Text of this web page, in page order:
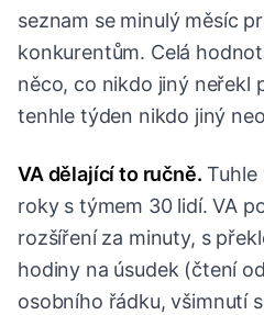
seznam se minulý měsíc
konkurentům. Celá
něco, co nikdo jiný neřekl
tenhle týden nikdo jiný
VA dělající to ručně. Tuhle
roky s týmem 30 lidí. VA
rozšíření za minuty, s
hodiny na úsudek (čtení
osobního řádku, všimnutí